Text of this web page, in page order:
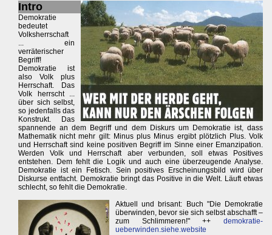
Intro
Demokratie
bedeutet
Volksherrschaft
... ein
verräterischer
Begriff!
Demokratie ist
also Volk plus
Herrschaft. Das
Volk herrscht ...
über sich selbst,
so jedenfalls das
Konstrukt. Das
spannende an dem Begriff und dem Diskurs um Demokratie ist, dass
Mathematik nicht mehr gilt: Minus plus Minus ergibt plötzlich Plus. Volk
und Herrschaft sind keine positiven Begriff im Sinne einer Emanzipation.
Werden Volk und Herrschaft aber verbunden, soll etwas Positives
entstehen. Dem fehlt die Logik und auch eine überzeugende Analyse.
Demokratie ist ein Fetisch. Sein positives Erscheinungsbild wird über
Diskurse entfacht. Demokratie bringt das Positive in die Welt. Läuft etwas
schlecht, so fehlt die Demokratie.
Aktuell und brisant: Buch "Die Demokratie
überwinden, bevor sie sich selbst abschafft –
zum Schlimmeren!" ++demokratie-
ueberwinden.siehe.website